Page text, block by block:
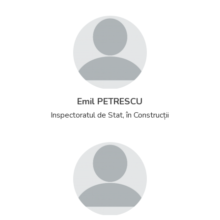
Emil PETRESCU
Inspectoratul de Stat, în Construcții